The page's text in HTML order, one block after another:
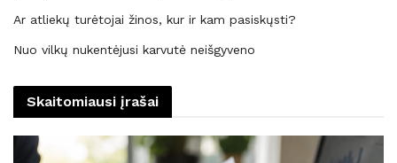
Ar atliekų turėtojai žinos, kur ir kam pasiskųsti?
Nuo vilkų nukentėjusi karvutė neišgyveno
Skaitomiausi įrašai